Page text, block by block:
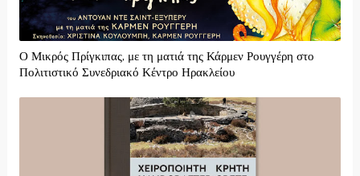
Ο Μικρός Πρίγκιπας, με τη ματιά της Κάρμεν Ρουγγέρη στο
Πολιτιστικό Συνεδριακό Κέντρο Ηρακλείου